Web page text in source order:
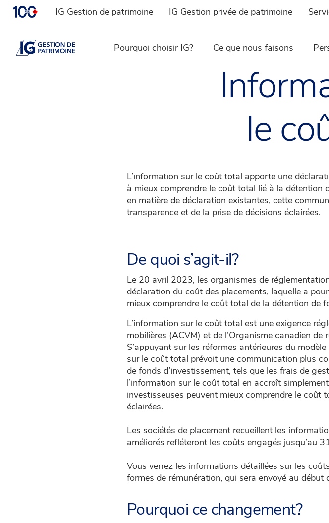
IG Gestion de patrimoine IG Gestion privée de patrimoine
Pourquoi choisir IG? Ce que nous faisons
le
L’information sur le coût total apporte une
à mieux comprendre le coût total lié à la détention
en matière de déclaration existantes, cette
transparence et de la prise de décisions éclairées.
De quoi s’agit-il?
Le 20 avril 2023, les organismes de
déclaration du coût des placements, laquelle a
mieux comprendre le coût total de la détention de
L’information sur le coût total est une exigence
mobilières (ACVM) et de l’Organisme canadien
S’appuyant sur les réformes antérieures du
sur le coût total prévoit une communication plus
de fonds d’investissement, tels que les frais de
l’information sur le coût total en accroît
investisseuses peuvent mieux comprendre le coût
éclairées.
Les sociétés de placement recueillent les
améliorés refléteront les coûts engagés jusqu’au
Vous verrez les informations détaillées sur les
formes de rémunération, qui sera envoyé au début
Pourquoi ce changement?